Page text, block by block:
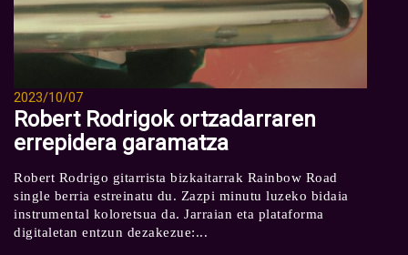
2023/10/07
Robert Rodrigok ortzadarraren
errepidera garamatza
Robert Rodrigo gitarrista bizkaitarrak Rainbow Road
single berria estreinatu du. Zazpi minutu luzeko bidaia
instrumental koloretsua da. Jarraian eta plataforma
digitaletan entzun dezakezue:...